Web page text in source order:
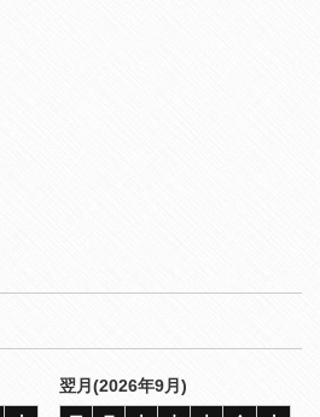
翌月(2026年9月)